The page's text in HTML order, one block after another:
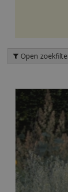
Open